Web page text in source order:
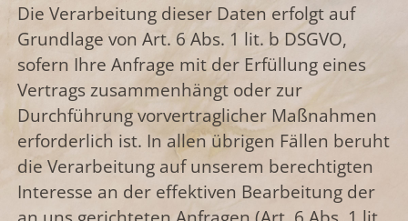
Die Verarbeitung dieser Daten erfolgt auf
Grundlage von Art. 6 Abs. 1 lit. b DSGVO,
sofern Ihre Anfrage mit der Erfüllung eines
Vertrags zusammenhängt oder zur
Durchführung vorvertraglicher Maßnahmen
erforderlich ist. In allen übrigen Fällen beruht
die Verarbeitung auf unserem berechtigten
Interesse an der effektiven Bearbeitung der